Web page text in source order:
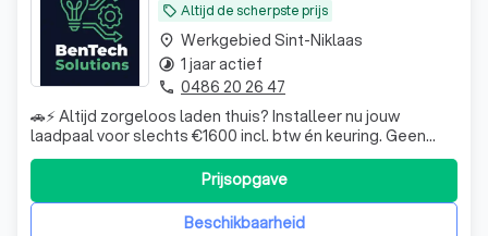
local_offer Altijd de scherpste prijs
🚗⚡ Altijd zorgeloos laden thuis? Installeer nu jouw
laadpaal voor slechts €1600 incl. btw én keuring. Geen
gedoe meer met zoeken naar publieke laadpunten —
gewoon opladen wanneer het jou uitkomt. ✔ Snelle en
professionele installatie ✔ Inclusief keuring ✔
Transparante all-in prijs Klaar voor elek
Beschikbaarheid
Prijsopgave
place Werkgebied Sint-Niklaas
timelapse 1 jaar actief
phone 0486 20 26 47